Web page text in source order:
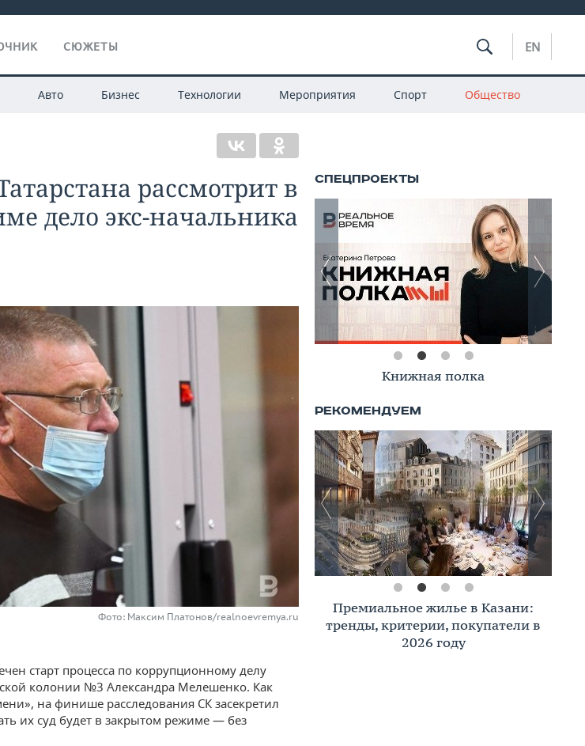
СЮЖЕТЫ EN
Авто Бизнес Технологии Мероприятия Спорт Общество
рассмотрит в
дело экс-начальника
Фото: Максим Платонов/realnoevremya.ru
старт процесса по коррупционному делу
колонии №3 Александра Мелешенко. Как
на финише расследования СК засекретил
их суд будет в закрытом режиме — без
Книжная полка
Премиальное жилье в Казани:
тренды, критерии, покупатели в
2026 году